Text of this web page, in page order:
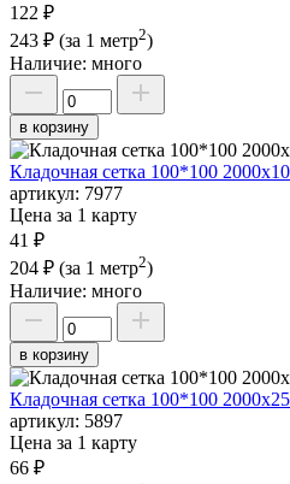
122 ₽
243 ₽ (за 1 метр2)
Наличие: много
в корзину
Кладочная сетка 100*100
артикул: 7977
Цена за 1 карту
41 ₽
204 ₽ (за 1 метр2)
Наличие: много
в корзину
Кладочная сетка 100*100
артикул: 5897
Цена за 1 карту
66 ₽